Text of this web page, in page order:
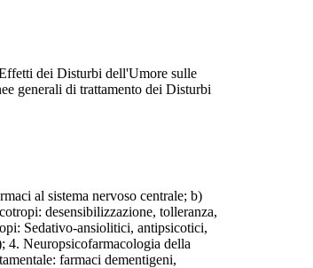
dei Disturbi dell'Umore sulle
generali di trattamento dei Disturbi
al sistema nervoso centrale; b)
desensibilizzazione, tolleranza,
Sedativo-ansiolitici, antipsicotici,
4. Neuropsicofarmacologia della
farmaci dementigeni,